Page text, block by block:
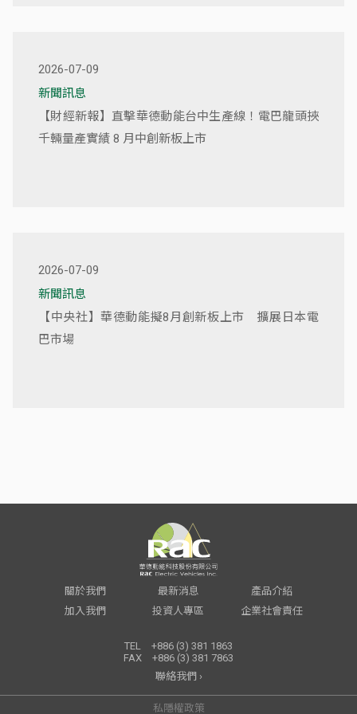
2026-07-09
新聞訊息
【財經新報】直擊華德動能台中生產線！電巴龍頭挾
千輛量產實績 8 月中創新板上市
2026-07-09
新聞訊息
【中央社】華德動能擬8月創新板上市 擴展日本電
巴市場
關於我們 最新消息
產品介紹
加入我們
投資人專區 企業社會責任
TEL +886 (3) 381 1863
FAX +886 (3) 381 7863
聯絡我們 ›
私隱權政策